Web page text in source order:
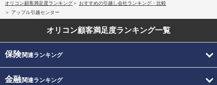
オリコン顧客満足度ランキング
おすすめの引越し会社ランキング・比較
アップル引越センター
オリコン顧客満足度ランキング一覧
保険関連ランキング
金融関連ランキング